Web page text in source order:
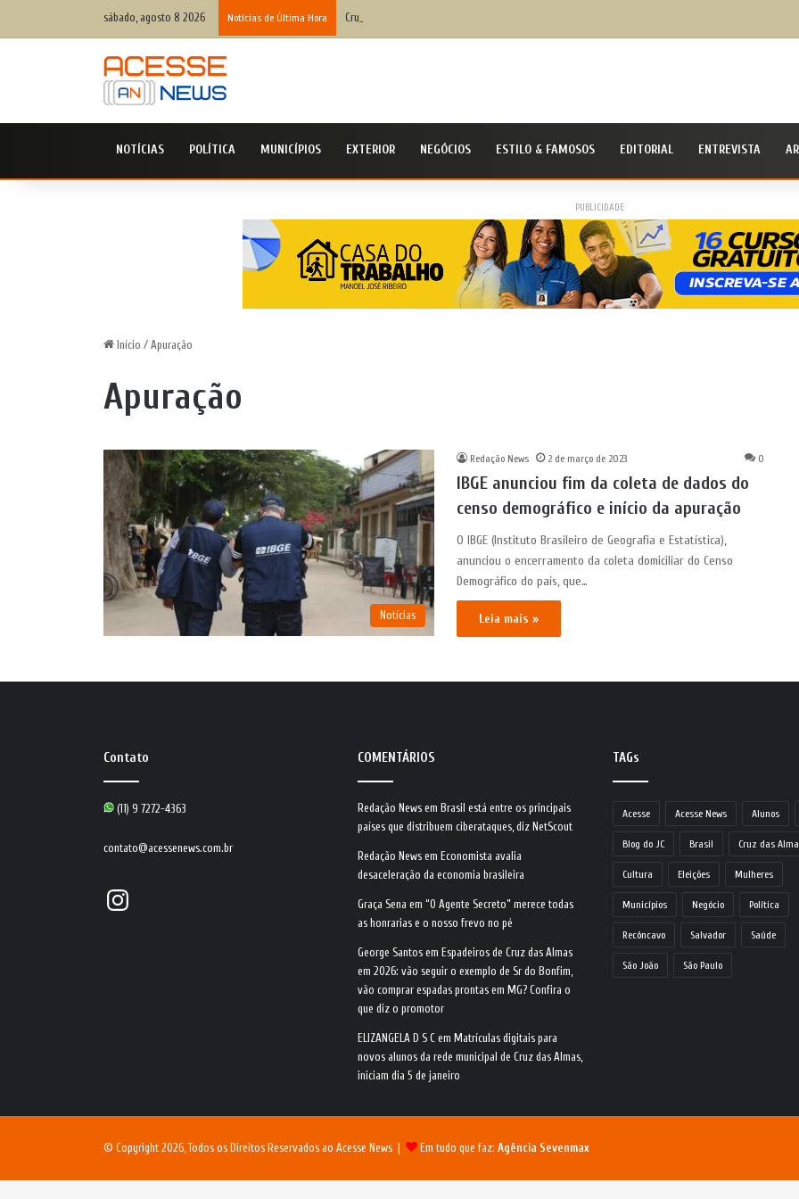
sábado, agosto 8 2026 Notícias de Última Hora Cruz das Almas registra crescimento de 12,2% nos Anos Iniciais e 21,1% nos Anos Finais do IDEB 2025
NOTÍCIAS POLÍTICA MUNICÍPIOS EXTERIOR NEGÓCIOS ESTILO & FAMOSOS EDITORIAL ENTREVISTA
PUBLICIDADE
Início / Apuração
Apuração
Notícias
Redação News 2 de março de 2023 0
IBGE anunciou fim da coleta de dados do
censo demográfico e início da apuração
O IBGE (Instituto Brasileiro de Geografia e Estatística),
anunciou o encerramento da coleta domiciliar do Censo
Demográfico do país, que…
Leia mais »
Contato
(11) 9 7272-4363
contato@acessenews.com.br
Instagram
COMENTÁRIOS
Redação News em Brasil está entre os principais
países que distribuem ciberataques, diz NetScout
Redação News em Economista avalia
desaceleração da economia brasileira
Graça Sena em“O Agente Secreto” merece todas
as honrarias e o nosso frevo no pé
George Santos em Espadeiros de Cruz das Almas
em 2026: vão seguir o exemplo de Sr do Bonfim,
vão comprar espadas prontas em MG? Confira o
que diz o promotor
ELIZANGELA D S C em Matrículas digitais para
novos alunos da rede municipal de Cruz das Almas,
iniciam dia 5 de janeiro
TAGs
Acesse Acesse News Alunos
Blog do JC Brasil Cruz das
Cultura Eleições Mulheres
Municípios Negócio Política
Recôncavo Salvador Saúde
São João São Paulo
© Copyright 2026, Todos os Direitos Reservados ao Acesse News | Em tudo que faz: Agência Sevenmax